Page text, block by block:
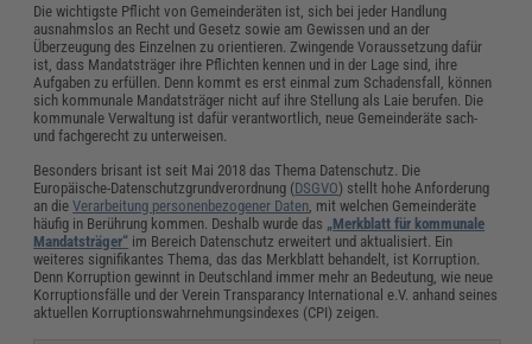
Die wichtigste Pflicht von Gemeinderäten ist, sich bei jeder Handlung
ausnahmslos an Recht und Gesetz sowie am Gewissen und an der
Überzeugung des Einzelnen zu orientieren. Zwingende Voraussetzung dafür
ist, dass Mandatsträger ihre Pflichten kennen und in der Lage sind, ihre
Aufgaben zu erfüllen. Denn kommt es erst einmal zum Schadensfall, können
sich kommunale Mandatsträger nicht auf ihre Stellung als Laie berufen. Die
kommunale Verwaltung ist dafür verantwortlich, neue Gemeinderäte sach-
und fachgerecht zu unterweisen.
Besonders brisant ist seit Mai 2018 das Thema Datenschutz. Die
Europäische-Datenschutzgrundverordnung (DSGVO) stellt hohe Anforderung
an dieVerarbeitung personenbezogener Daten , mit welchen Gemeinderäte
häufig in Berührung kommen. Deshalb wurde das „Merkblatt für kommunale
Mandatsträger“ im Bereich Datenschutz erweitert und aktualisiert. Ein
weiteres signifikantes Thema, das das Merkblatt behandelt, ist Korruption.
Denn Korruption gewinnt in Deutschland immer mehr an Bedeutung, wie neue
Korruptionsfälle und der Verein Transparancy International e.V. anhand seines
aktuellen Korruptionswahrnehmungsindexes (CPI) zeigen.